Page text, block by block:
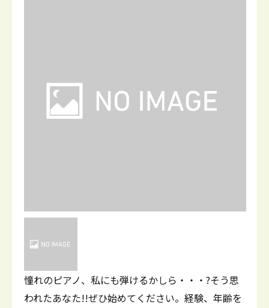
憧れのピアノ、私にも弾けるかしら・・・?そう思
われたあなた!!ぜひ始めてください。経験、年齢を